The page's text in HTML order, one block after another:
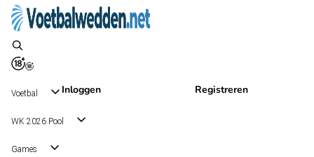
Inloggen Registreren
Voetbal
WK 2026 Pool
Games